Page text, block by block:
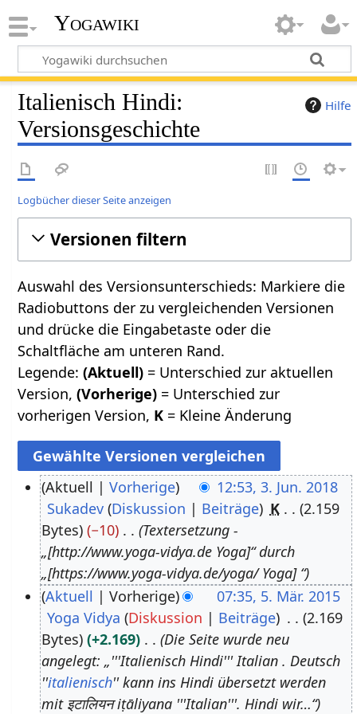
Yogawiki
Hilfe
Italienisch Hindi:
Versionsgeschichte
Logbücher dieser Seite anzeigen
Versionen filtern
Auswahl des Versionsunterschieds: Markiere die
Radiobuttons der zu vergleichenden Versionen
und drücke die Eingabetaste oder die
Schaltfläche am unteren Rand.
Legende:(Aktuell) = Unterschied zur aktuellen
Version,(Vorherige) = Unterschied zur
vorherigen Version, K = Kleine Änderung
n
Aktuell Vorherige
12:53, 3. Jun. 2018
Sukadev Diskussion Beiträge K
2.159
Bytes
−10
Textersetzung -
„[http://www.yoga-vidya.de Yoga]“ durch
„[https://www.yoga-vidya.de/yoga/ Yoga] “
Aktuell Vorherige
07:35, 5. Mär. 2015
Yoga Vidya Diskussion Beiträge
2.169
Bytes
+2.169
Die Seite wurde neu
angelegt: „'''Italienisch Hindi''' Italian . Deutsch
''italienisch'' kann ins Hindi übersetzt werden
mit इटालियन iṭāliyana '''Italian'''. Hindi wir…“